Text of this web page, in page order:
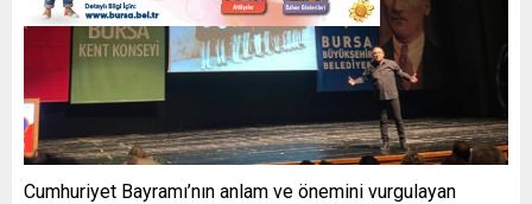
Cumhuriyet Bayramı’nın anlam ve önemini vurgulayan